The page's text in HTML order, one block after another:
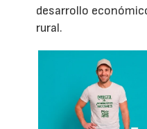
desarrollo
rural.